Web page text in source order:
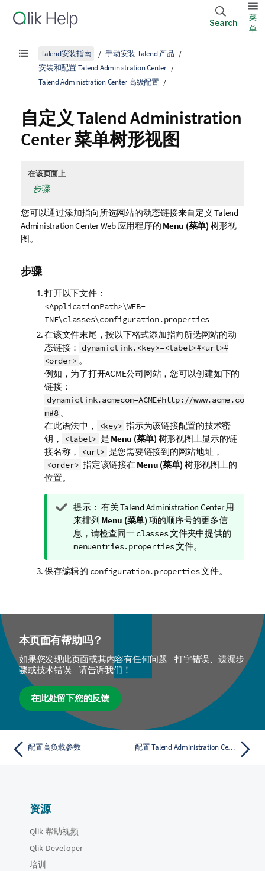
Search
菜
单
Talend安装指南
手动安装 Talend 产品
安装和配置 Talend Administration Center
Talend Administration Center 高级配置
自定义Talend Administration
Center菜单树形视图
在该页面上
步骤
您可以通过添加指向所选网站的动态链接来自定义Talend
Administration CenterWeb 应用程序的 Menu (菜单) 树形视
图。
步骤
打开以下文件：
<ApplicationPath>\WEB-
INF\classes\configuration.properties
在该文件末尾，按以下格式添加指向所选网站的动
态链接： dynamiclink.<key>=<label>#<url>#
<order> 。
例如，为了打开ACME公司网站，您可以创建如下的
链接：
dynamiclink.acmecom=ACME#http://www.acme.co
m#8 。
在此语法中，
<key> 指示为该链接配置的技术密
钥，
<label> 是 Menu (菜单) 树形视图上显示的链
接名称，
<url> 是您需要链接到的网站地址，
<order> 指定该链接在 Menu (菜单) 树形视图上的
位置。
信
息
注
释
提示： 有关Talend Administration Center用
来排列 Menu (菜单) 项的顺序号的更多信
息，请检查同一 classes文件夹中提供的
menuentries.properties文件。
保存编辑的 configuration.properties文件。
本页面有帮助吗？
如果您发现此页面或其内容有任何问题 – 打字错误、遗漏步
骤或技术错误 – 请告诉我们！
在此处留下您的反馈
配置高负载参数 配置 Talend Administration Center 登录延迟
资源
Qlik 帮助视频
Qlik Developer
培训